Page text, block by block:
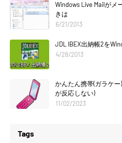
Windows Live Mailがメ
きは
6/21/2013
JDL IBEX出納帳2を
4/28/2013
かんたん携帯(ガラケ
が反応しない)
11/02/2023
Tags